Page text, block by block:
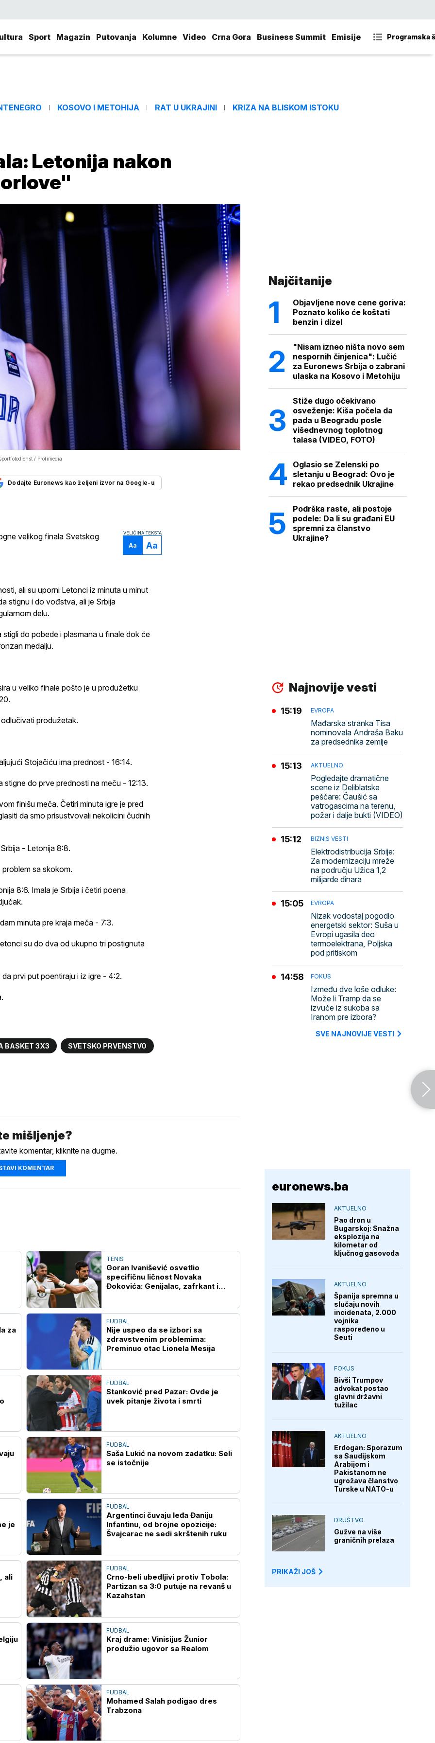
Sport Magazin Putovanja Kolumne Video Crna Gora Business Summit Emisije Programska
KOSOVO I METOHIJA RAT U UKRAJINI KRIZA NA BLISKOM ISTOKU
Letonija nakon
/ Profimedia
Dodajte Euronews kao željeni izvor na Google-u
VELIČINA TEKSTA
Aa Aa
velikog finala Svetskog
ali su uporni Letonci iz minuta u minut
stignu i do vođstva, ali je Srbija
delu.
do pobede i plasmana u finale dok će
medalju.
u veliko finale pošto je u produžetku
produžetak.
Stojačiću ima prednost - 16:14.
do prve prednosti na meču - 12:13.
finišu meča. Četiri minuta igre je pred
da smo prisustvovali nekolicini čudnih
- Letonija 8:8.
problem sa skokom.
8:6. Imala je Srbija i četiri poena
minuta pre kraja meča - 7:3.
su do dva od ukupno tri postignuta
prvi put poentiraju i iz igre - 4:2.
BASKET 3X3 SVETSKO PRVENSTVO
mišljenje?
komentar, kliknite na dugme.
KOMENTAR
TENIS
Goran Ivanišević osvetlio
specifičnu ličnost Novaka
Đokovića: Genijalac, zafrkant i
za
FUDBAL
Nije uspeo da se izbori sa
zdravstvenim problemima:
Preminuo otac Lionela Mesija
FUDBAL
Stanković pred Pazar: Ovde je
uvek pitanje života i smrti
FUDBAL
Saša Lukić na novom zadatku: Seli
se istočnije
je
FUDBAL
Argentinci čuvaju leđa Đaniju
Infantinu, od brojne opozicije:
Švajcarac ne sedi skrštenih ruku
ali
FUDBAL
Crno-beli ubedljivi protiv Tobola:
Partizan sa 3:0 putuje na revanš u
Kazahstan
FUDBAL
Kraj drame: Vinisijus Žunior
produžio ugovor sa Realom
FUDBAL
Mohamed Salah podigao dres
Trabzona
Najčitanije
Objavljene nove cene goriva:
Poznato koliko će koštati
benzin i dizel
"Nisam izneo ništa novo sem
nespornih činjenica": Lučić
za Euronews Srbija o zabrani
ulaska na Kosovo i Metohiju
Stiže dugo očekivano
osveženje: Kiša počela da
pada u Beogradu posle
višednevnog toplotnog
talasa (VIDEO, FOTO)
Oglasio se Zelenski po
sletanju u Beograd: Ovo je
rekao predsednik Ukrajine
Podrška raste, ali postoje
podele: Da li su građani EU
spremni za članstvo
Ukrajine?
Najnovije vesti
EVROPA
Mađarska stranka Tisa
nominovala Andraša Baku
za predsednika zemlje
15:19
AKTUELNO
Pogledajte dramatične
scene iz Deliblatske
peščare: Čaušić sa
vatrogascima na terenu,
požar i dalje bukti (VIDEO)
15:13
BIZNIS VESTI
Elektrodistribucija Srbije:
Za modernizaciju mreže
na području Užica 1,2
milijarde dinara
15:12
EVROPA
Nizak vodostaj pogodio
energetski sektor: Suša u
Evropi ugasila deo
termoelektrana, Poljska
pod pritiskom
15:05
FOKUS
Između dve loše odluke:
Može li Tramp da se
izvuče iz sukoba sa
Iranom pre izbora?
14:58
SVE NAJNOVIJE VESTI
euronews.ba
AKTUELNO
Pao dron u
Bugarskoj: Snažna
eksplozija na
kilometar od
ključnog gasovoda
AKTUELNO
Španija spremna u
slučaju novih
incidenata, 2.000
vojnika
raspoređeno u
Seuti
FOKUS
Bivši Trumpov
advokat postao
glavni državni
tužilac
AKTUELNO
Erdogan: Sporazum
sa Saudijskom
Arabijom i
Pakistanom ne
ugrožava članstvo
Turske u NATO-u
DRUŠTVO
Gužve na više
graničnih prelaza
PRIKAŽI JOŠ